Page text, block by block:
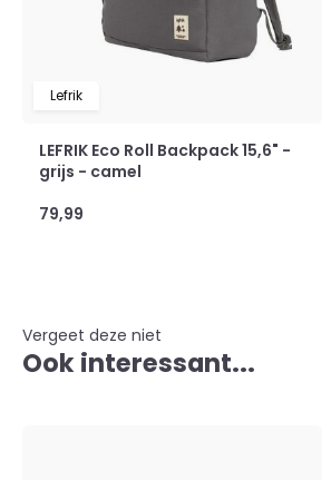
Lefrik
LEFRIK Eco Roll Backpack 15,6" -
grijs - camel
79,99
Vergeet deze niet
Ook interessant...